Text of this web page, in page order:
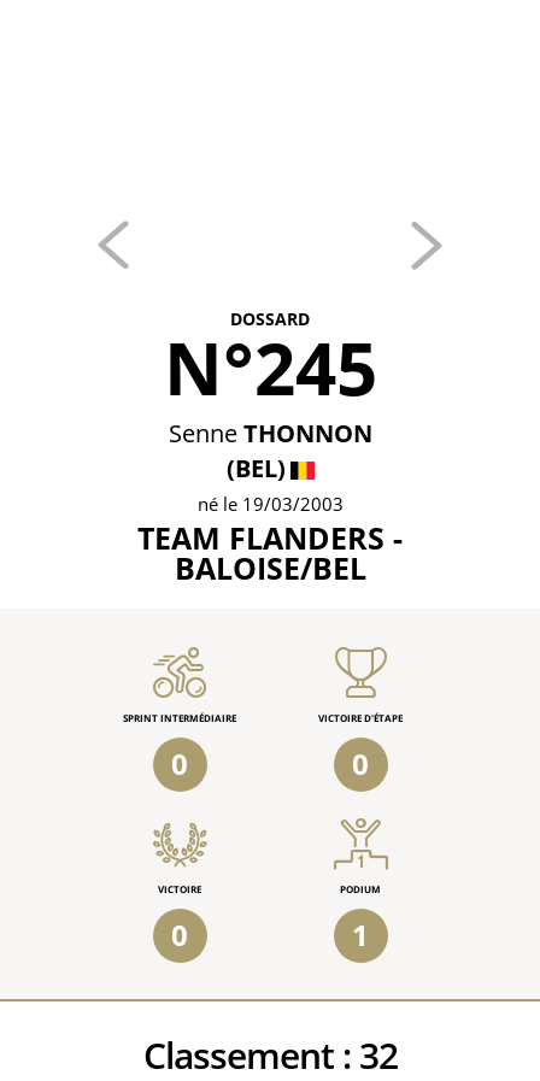
DOSSARD
N°245
Senne THONNON
(BEL)
né le 19/03/2003
TEAM FLANDERS -
BALOISE/BEL
SPRINT INTERMÉDIAIRE
0
VICTOIRE D'ÉTAPE
0
VICTOIRE
0
PODIUM
1
Classement :32